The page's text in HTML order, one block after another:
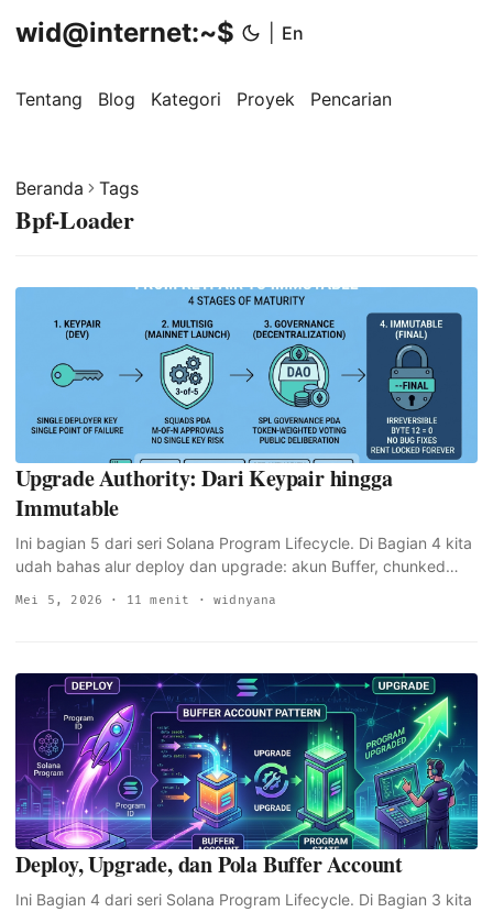
wid@internet:~$ En
Tentang Blog Kategori Proyek Pencarian
Beranda Tags
Bpf-Loader
Upgrade Authority: Dari Keypair hingga
Immutable
Ini bagian 5 dari seri Solana Program Lifecycle. Di Bagian 4 kita
udah bahas alur deploy dan upgrade: akun Buffer, chunked
ProgramData. Setiap instruksi upgrade ngecek satu hal
ProgramData yang ngontrol siapa bisa ganti bytecode program.
Tulisan ini bakal nge-track siklus hidup lengkap field itu, dari
keypair yang nge-deploy program sampe flag --final yang
irreversibel dan nulis None, ngebekuin program selamanya. ...
Mei 5, 2026 · 11 menit · widnyana
Deploy, Upgrade, dan Pola Buffer Account
Ini Bagian 4 dari seri Solana Program Lifecycle. Di Bagian 3 kita